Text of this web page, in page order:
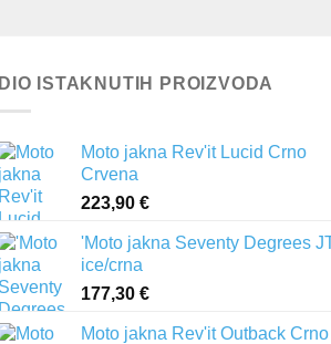
stranici
proizvoda
DIO ISTAKNUTIH PROIZVODA
Moto jakna Rev'it Lucid Crno
Crvena
223,90 €
'Moto jakna Seventy Degrees
ice/crna
177,30 €
Moto jakna Rev'it Outback Crno